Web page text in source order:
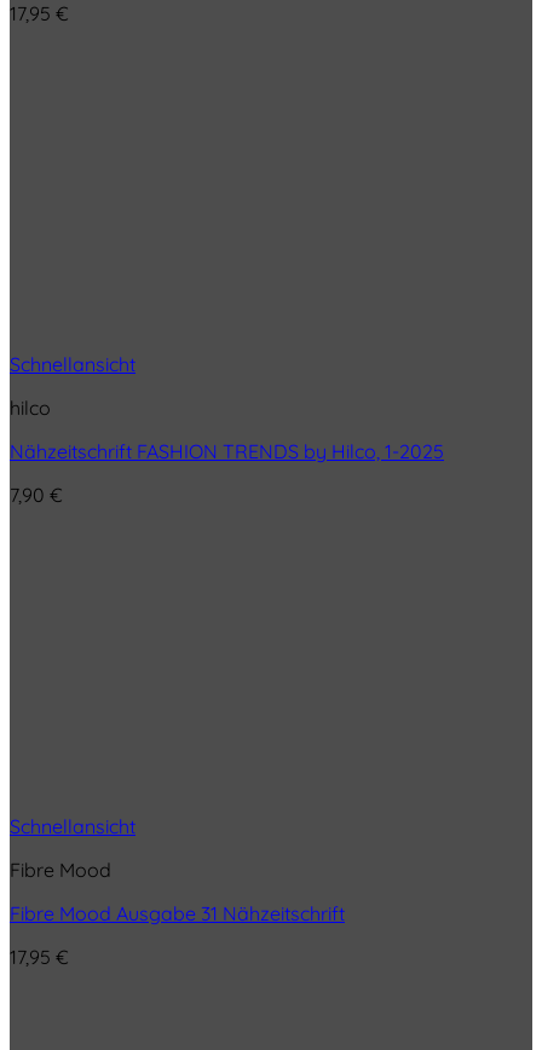
17,95 €
Schnellansicht
hilco
Nähzeitschrift FASHION TRENDS by Hilco, 1-2025
7,90 €
Schnellansicht
Fibre Mood
Fibre Mood Ausgabe 31 Nähzeitschrift
17,95 €